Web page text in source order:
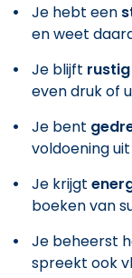
Je hebt een
en weet
Je blijft
even druk of
Je bent
voldoening
Je krijgt
boeken van
Je beheerst
spreekt ook